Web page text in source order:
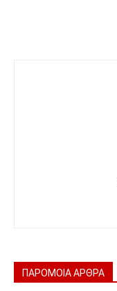
ΠΑΡΟΜΟΙΑ ΑΡΘΡΑ